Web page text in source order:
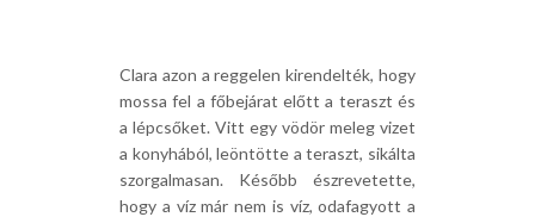
Clara azon a reggelen kirendelték, hogy
mossa fel a főbejárat előtt a teraszt és
a lépcsőket. Vitt egy vödör meleg vizet
a konyhából, leöntötte a teraszt, sikálta
szorgalmasan. Később észrevetette,
hogy a víz már nem is víz, odafagyott a